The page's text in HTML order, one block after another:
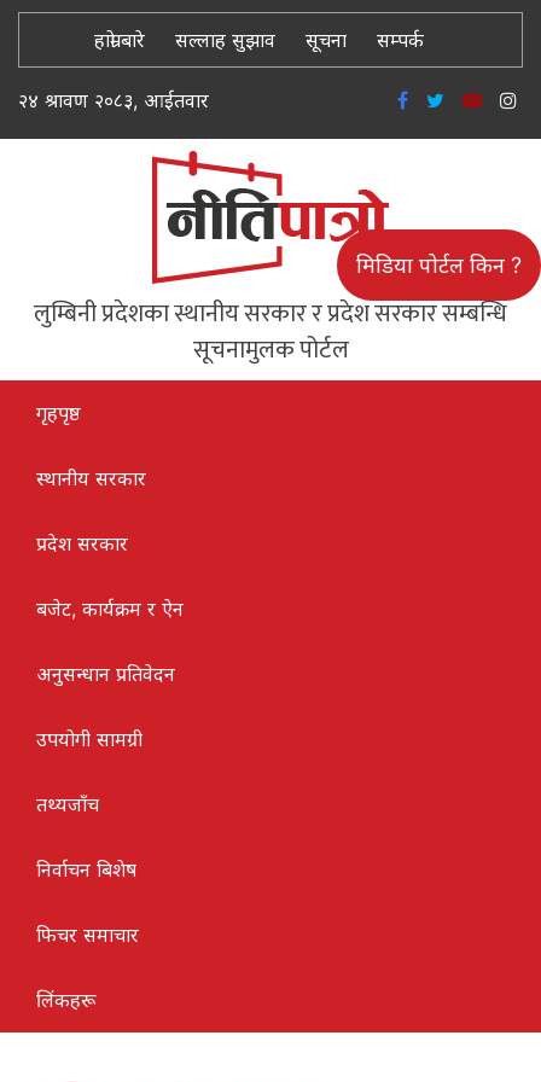
हाम्रो बारे सल्लाह सुझाव सूचना सम्पर्क
२४ श्रावण २०८३, आईतवार
लुम्बिनी प्रदेशका स्थानीय सरकार र प्रदेश सरकार सम्बन्धि
सूचनामुलक पोर्टल
मिडिया पोर्टल किन ?
गृहपृष्ठ
स्थानीय सरकार
प्रदेश सरकार
बजेट, कार्यक्रम र ऐन
अनुसन्धान प्रतिवेदन
उपयोगी सामग्री
तथ्यजाँच
निर्वाचन बिशेष
फिचर समाचार
लिंकहरू